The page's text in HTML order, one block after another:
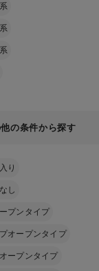
の条件から探す
り
し
プンタイプ
オープンタイプ
ープンタイプ